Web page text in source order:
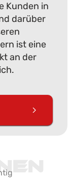
Kunden in
darüber
ist eine
an der